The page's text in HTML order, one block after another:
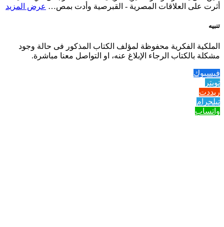
أثرت على العلاقات المصرية - القبرصية وأدت بمص… عرض المزيد
تنبيه
الملكية الفكرية محفوظة لمؤلف الكتاب المذكور فى حالة وجود
مشكلة بالكتاب الرجاء الإبلاغ عنه، او التواصل معنا مباشرة.
فيسبوك
تويتر
ريددت
تيلجرام
واتساب